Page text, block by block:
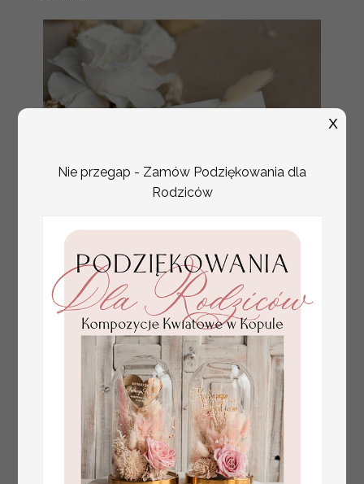
złote winietki na komunię, winietka
dekoracja stołu na komunii, komunijne
winietki z naturalnym kłosem
4.50 PLN
Nie przegap - Zamów Podziękowania dla
Rodziców
X